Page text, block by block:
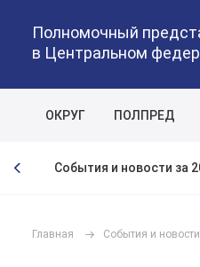
Полномочный
в Центральном
ОКРУГ ПОЛПРЕД
События и новости за
Главная События и новости